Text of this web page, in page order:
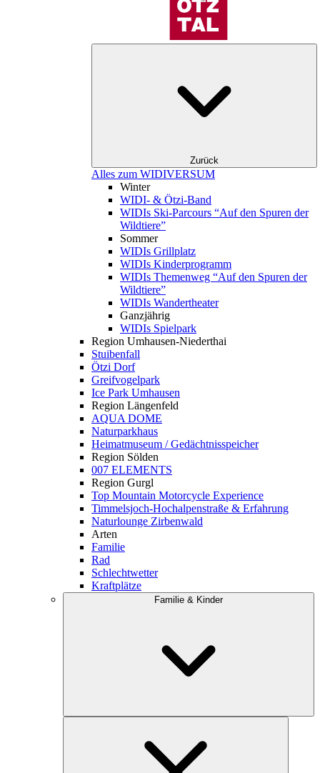
Zurück
Alles zum WIDIVERSUM
Winter
WIDI- & Ötzi-Band
WIDIs Ski-Parcours “Auf den Spuren der
Wildtiere”
Sommer
WIDIs Grillplatz
WIDIs Kinderprogramm
WIDIs Themenweg “Auf den Spuren der
Wildtiere”
WIDIs Wandertheater
Ganzjährig
WIDIs Spielpark
Region Umhausen-Niederthai
Stuibenfall
Ötzi Dorf
Greifvogelpark
Ice Park Umhausen
Region Längenfeld
AQUA DOME
Naturparkhaus
Heimatmuseum / Gedächtnisspeicher
Region Sölden
007 ELEMENTS
Region Gurgl
Top Mountain Motorcycle Experience
Timmelsjoch-Hochalpenstraße & Erfahrung
Naturlounge Zirbenwald
Arten
Familie
Rad
Schlechtwetter
Kraftplätze
Familie & Kinder